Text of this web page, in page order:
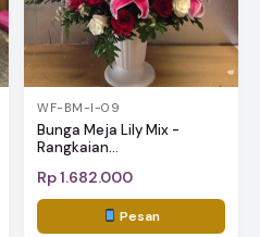
WF-BM-I-09
Bunga Meja Lily Mix -
Rangkaian...
Rp 1.682.000
Pesan